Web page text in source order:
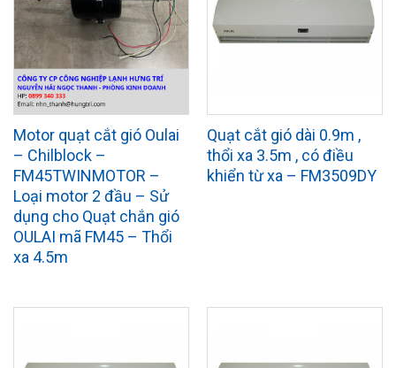
Motor quạt cắt gió Oulai
– Chilblock –
FM45TWINMOTOR –
Loại motor 2 đầu – Sử
dụng cho Quạt chắn gió
OULAI mã FM45 – Thổi
xa 4.5m
Quạt cắt gió dài 0.9m ,
thổi xa 3.5m , có điều
khiển từ xa – FM3509DY